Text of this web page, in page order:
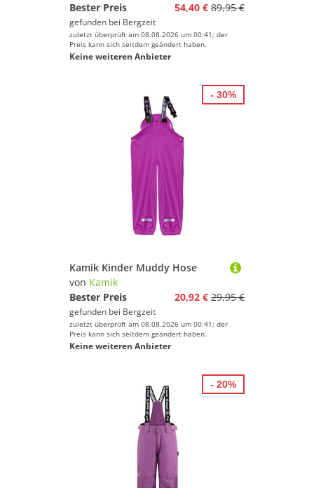
Bester Preis
54,40 € 89,95 €
gefunden bei Bergzeit
zuletzt überprüft am 08.08.2026 um 00:41; der
Preis kann sich seitdem geändert haben.
Keine weiteren Anbieter
Kamik Kinder Muddy Hose
von Kamik
Bester Preis
20,92 € 29,95 €
gefunden bei Bergzeit
zuletzt überprüft am 08.08.2026 um 00:41; der
Preis kann sich seitdem geändert haben.
Keine weiteren Anbieter
- 30%
- 20%